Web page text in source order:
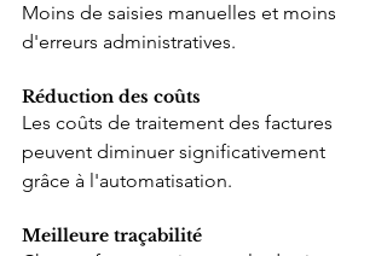
Moins de saisies manuelles et moins
d'erreurs administratives.
Réduction des coûts
Les coûts de traitement des factures
peuvent diminuer significativement
grâce à l'automatisation.
Meilleure traçabilité